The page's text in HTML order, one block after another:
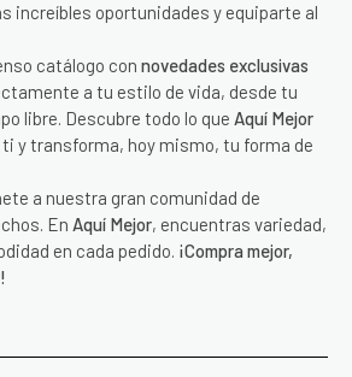
increíbles oportunidades y equiparte al
catálogo con novedades exclusivas
a tu estilo de vida, desde tu
libre. Descubre todo lo que Aquí Mejor
y transforma, hoy mismo, tu forma de
a nuestra gran comunidad de
En Aquí Mejor, encuentras variedad,
en cada pedido. ¡Compra mejor,